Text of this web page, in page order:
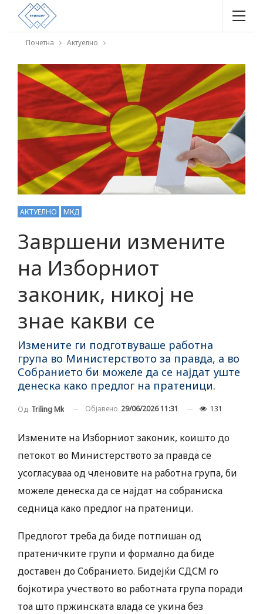
Почетна Актуелно
АКТУЕЛНО МКД
Завршени измените
на Изборниот
законик, никој не
знае какви се
Измените ги подготвуваше работна
група во Министерството за правда, а во
Собранието би можеле да се најдат уште
денеска како предлог на пратеници.
Од Triling Mk Објавено 29/06/2026 11:31 131
Измените на Изборниот законик, коишто до
петокот во Министерството за правда се
усогласуваа од членовите на работна група, би
можеле денеска да се најдат на собраниска
седница како предлог на пратеници.
Предлогот треба да биде потпишан од
пратеничките групи и формално да биде
доставен до Собранието. Бидејќи СДСМ го
бојкотира учеството во работната група поради
тоа што пржинската влада се укина без